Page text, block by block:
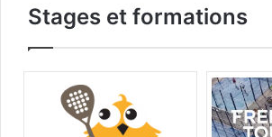
Stages et formations